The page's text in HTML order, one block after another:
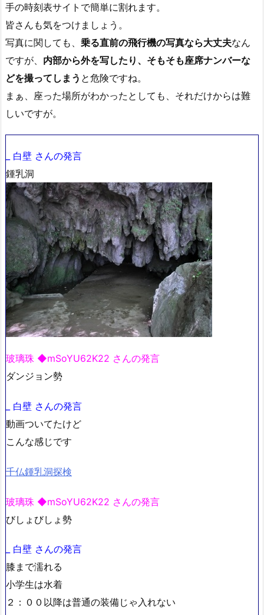
手の時刻表サイトで簡単に割れます。
皆さんも気をつけましょう。
写真に関しても、 乗る直前の飛行機の写真なら大丈夫なん
ですが、 内部から外を写したり、そもそも座席ナンバーな
どを撮ってしまう と危険ですね。
まぁ、座った場所がわかったとしても、それだけからは難
しいですが。
_ 白壁 さんの発言
鍾乳洞
玻璃珠 ◆mSoYU62K22 さんの発言
ダンジョン勢
_ 白壁 さんの発言
動画ついてたけど
こんな感じです
千仏鍾乳洞探検
玻璃珠 ◆mSoYU62K22 さんの発言
びしょびしょ勢
_ 白壁 さんの発言
膝まで濡れる
小学生は水着
２：００以降は普通の装備じゃ入れない